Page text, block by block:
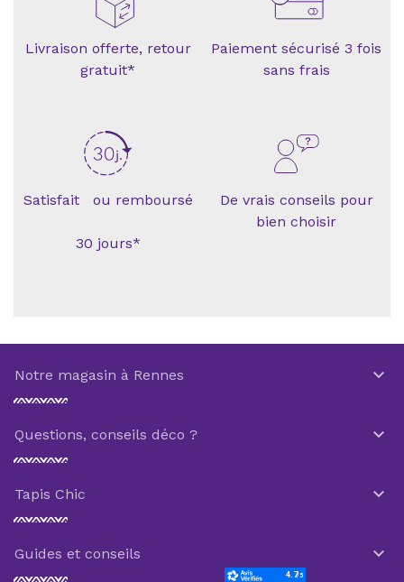
Livraison offerte, retour
gratuit*
Paiement sécurisé 3 fois
sans frais
Satisfait ou remboursé
30 jours*
De vrais conseils pour
bien choisir
Notre magasin à Rennes 
Questions, conseils déco ? 
Tapis Chic 
Guides et conseils 